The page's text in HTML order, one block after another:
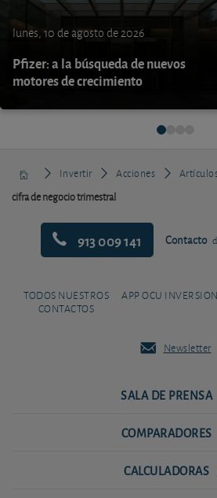
lunes, 10 de agosto de 2026
Pfizer: a la búsqueda de nuevos
motores de crecimiento
Invertir Acciones
cifra de negocio trimestral
913 009 141 Contacto
TODOS NUESTROS
CONTACTOS
APP OCU
Newsletter
SALA DE PRENSA
COMPARADORES
CALCULADORAS